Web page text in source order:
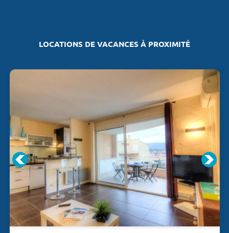
LOCATIONS DE VACANCES À PROXIMITÉ